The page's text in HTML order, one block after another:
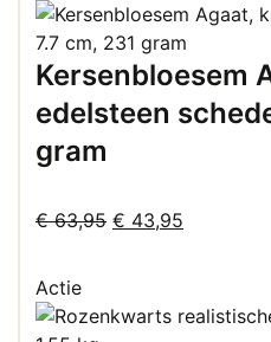
Kersenbloesem
edelsteen
gram
€63,95 Oorspronkelijke
€ 63,95.
€ 43,95
€ 43,95.
Actie